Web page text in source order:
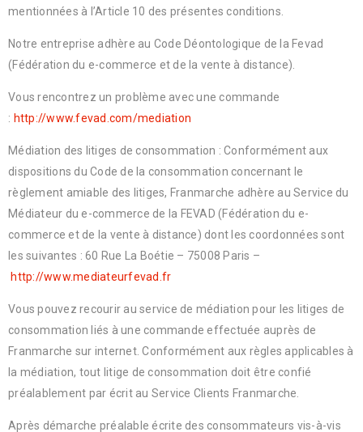
mentionnées à l’Article 10 des présentes conditions.
Notre entreprise adhère au Code Déontologique de la Fevad
(Fédération du e-commerce et de la vente à distance).
Vous rencontrez un problème avec une commande
: http://www.fevad.com/mediation
Médiation des litiges de consommation : Conformément aux
dispositions du Code de la consommation concernant le
règlement amiable des litiges, Franmarche adhère au Service du
Médiateur du e-commerce de la FEVAD (Fédération du e-
commerce et de la vente à distance) dont les coordonnées sont
les suivantes : 60 Rue La Boétie – 75008 Paris –
http://www.mediateurfevad.fr
Vous pouvez recourir au service de médiation pour les litiges de
consommation liés à une commande effectuée auprès de
Franmarche sur internet. Conformément aux règles applicables à
la médiation, tout litige de consommation doit être confié
préalablement par écrit au Service Clients Franmarche.
Après démarche préalable écrite des consommateurs vis-à-vis